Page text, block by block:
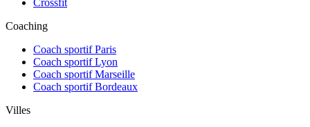
Crossfit
Coaching
Coach sportif Paris
Coach sportif Lyon
Coach sportif Marseille
Coach sportif Bordeaux
Villes